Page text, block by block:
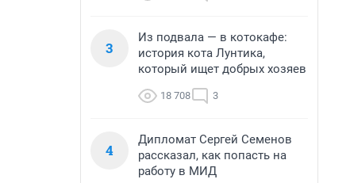
3
Из подвала — в котокафе:
история кота Лунтика,
который ищет добрых хозяев
18 708 3
4
Дипломат Сергей Семенов
рассказал, как попасть на
работу в МИД